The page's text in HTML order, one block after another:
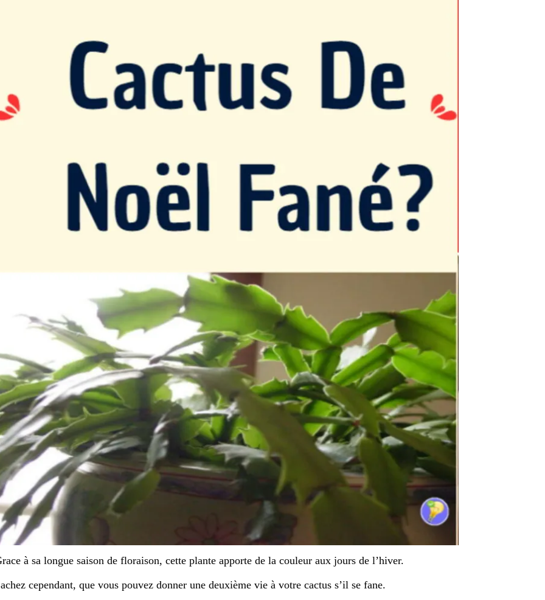
à sa longue saison de floraison, cette plante apporte de la couleur aux jours de l’hiver.
cependant, que vous pouvez donner une deuxième vie à votre cactus s’il se fane.